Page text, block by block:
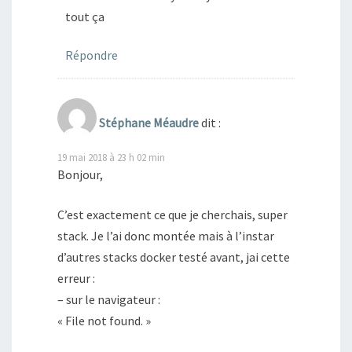
tout ça
Répondre
Stéphane Méaudredit :
19 mai 2018 à 23 h 02 min
Bonjour,
C’est exactement ce que je cherchais, super
stack. Je l’ai donc montée mais à l’instar
d’autres stacks docker testé avant, jai cette
erreur :
– sur le navigateur :
« File not found. »